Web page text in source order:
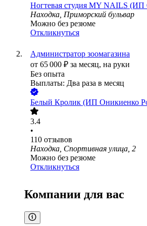
Ногтевая студия MY NAILS (ИП
Находка, Приморский бульвар
Можно без резюме
Откликнуться
Администратор зоомагазина
от 65 000 ₽ за месяц, на руки
Без опыта
Выплаты: Два раза в месяц
Белый Кролик (ИП Оникиенко
3.4
•
110 отзывов
Находка, Спортивная улица, 2
Можно без резюме
Откликнуться
Компании для вас